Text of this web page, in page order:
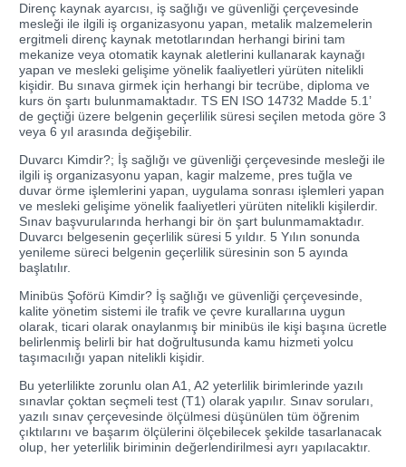
Direnç kaynak ayarcısı, iş sağlığı ve güvenliği çerçevesinde
mesleği ile ilgili iş organizasyonu yapan, metalik malzemelerin
ergitmeli direnç kaynak metotlarından herhangi birini tam
mekanize veya otomatik kaynak aletlerini kullanarak kaynağı
yapan ve mesleki gelişime yönelik faaliyetleri yürüten nitelikli
kişidir. Bu sınava girmek için herhangi bir tecrübe, diploma ve
kurs ön şartı bulunmamaktadır. TS EN ISO 14732 Madde 5.1’
de geçtiği üzere belgenin geçerlilik süresi seçilen metoda göre 3
veya 6 yıl arasında değişebilir.
Duvarcı Kimdir?; İş sağlığı ve güvenliği çerçevesinde mesleği ile
ilgili iş organizasyonu yapan, kagir malzeme, pres tuğla ve
duvar örme işlemlerini yapan, uygulama sonrası işlemleri yapan
ve mesleki gelişime yönelik faaliyetleri yürüten nitelikli kişilerdir.
Sınav başvurularında herhangi bir ön şart bulunmamaktadır.
Duvarcı belgesenin geçerlilik süresi 5 yıldır. 5 Yılın sonunda
yenileme süreci belgenin geçerlilik süresinin son 5 ayında
başlatılır.
Minibüs Şoförü Kimdir? İş sağlığı ve güvenliği çerçevesinde,
kalite yönetim sistemi ile trafik ve çevre kurallarına uygun
olarak, ticari olarak onaylanmış bir minibüs ile kişi başına ücretle
belirlenmiş belirli bir hat doğrultusunda kamu hizmeti yolcu
taşımacılığı yapan nitelikli kişidir.
Bu yeterlilikte zorunlu olan A1, A2 yeterlilik birimlerinde yazılı
sınavlar çoktan seçmeli test (T1) olarak yapılır. Sınav soruları,
yazılı sınav çerçevesinde ölçülmesi düşünülen tüm öğrenim
çıktılarını ve başarım ölçülerini ölçebilecek şekilde tasarlanacak
olup, her yeterlilik biriminin değerlendirilmesi ayrı yapılacaktır.